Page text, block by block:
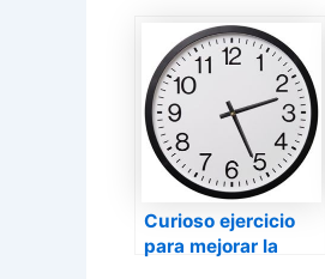
Curioso ejercicio
para mejorar la